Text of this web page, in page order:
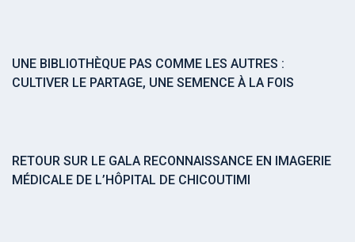
UNE BIBLIOTHÈQUE PAS COMME LES AUTRES :
CULTIVER LE PARTAGE, UNE SEMENCE À LA FOIS
RETOUR SUR LE GALA RECONNAISSANCE EN IMAGERIE
MÉDICALE DE L’HÔPITAL DE CHICOUTIMI